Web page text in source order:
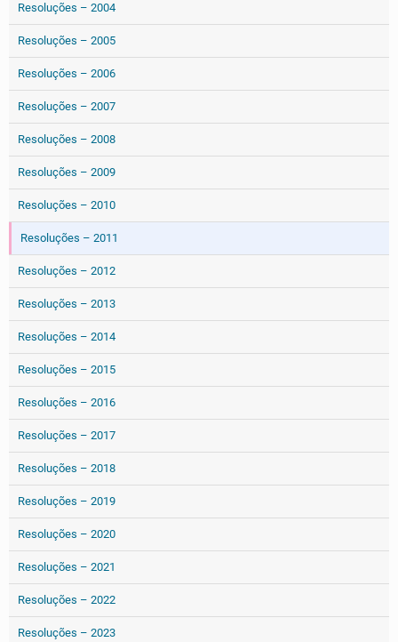
Resoluções – 2004
Resoluções – 2005
Resoluções – 2006
Resoluções – 2007
Resoluções – 2008
Resoluções – 2009
Resoluções – 2010
Resoluções – 2011
Resoluções – 2012
Resoluções – 2013
Resoluções – 2014
Resoluções – 2015
Resoluções – 2016
Resoluções – 2017
Resoluções – 2018
Resoluções – 2019
Resoluções – 2020
Resoluções – 2021
Resoluções – 2022
Resoluções – 2023